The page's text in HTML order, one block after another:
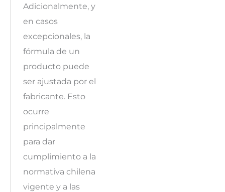
Adicionalmente, y
en casos
excepcionales, la
fórmula de un
producto puede
ser ajustada por el
fabricante. Esto
ocurre
principalmente
para dar
cumplimiento a la
normativa chilena
vigente y a las